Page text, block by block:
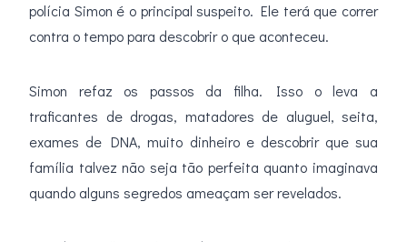
polícia Simon é o principal suspeito. Ele terá que correr
contra o tempo para descobrir o que aconteceu.
Simon refaz os passos da filha. Isso o leva a
traficantes de drogas, matadores de aluguel, seita,
exames de DNA, muito dinheiro e descobrir que sua
família talvez não seja tão perfeita quanto imaginava
quando alguns segredos ameaçam ser revelados.